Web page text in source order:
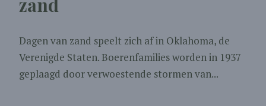
zand
Dagen van zand speelt zich af in Oklahoma, de
Verenigde Staten. Boerenfamilies worden in 1937
geplaagd door verwoestende stormen van...